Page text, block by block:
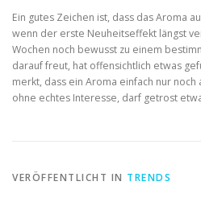
Ein gutes Zeichen ist, dass das Aroma
wenn der erste Neuheitseffekt längst
Wochen noch bewusst zu einem
darauf freut, hat offensichtlich etwas
merkt, dass ein Aroma einfach nur
ohne echtes Interesse, darf getrost
VERÖFFENTLICHT IN TRENDS